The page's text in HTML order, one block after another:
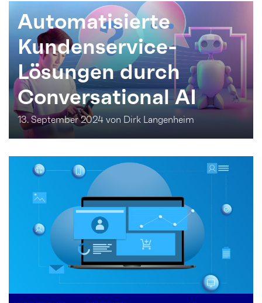
Automatisierte
Kundenservice-
Lösungen durch
Conversational AI
13. September 2024 von Dirk Langenheim